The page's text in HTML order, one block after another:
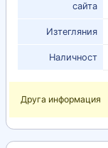
сайта
Изтегляния
Наличност
Друга информация